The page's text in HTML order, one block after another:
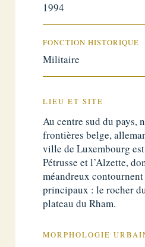
1994
FONCTION HISTORIQUE
Militaire
LIEU ET SITE
Au centre sud du pays,
frontières belge,
ville de Luxembourg
Pétrusse et l’Alzette,
méandreux
principaux : le rocher
plateau du Rham.
MORPHOLOGIE